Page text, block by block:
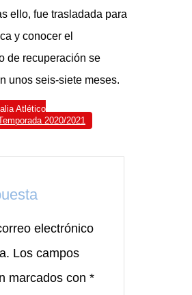
ello, fue trasladada para
y conocer el
de recuperación se
unos seis-siete meses.
Atlético
2020/2021
electrónico
Los campos
marcados con *